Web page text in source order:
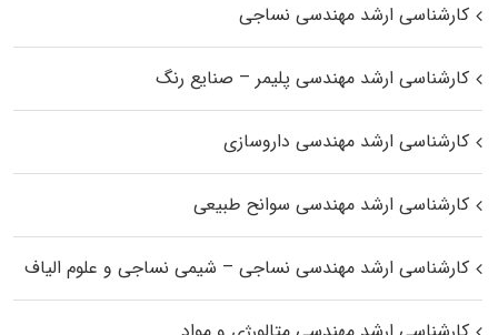
کارشناسی ارشد مهندسی نساجی
کارشناسی ارشد مهندسی پلیمر – صنایع رنگ
کارشناسی ارشد مهندسی داروسازی
کارشناسی ارشد مهندسی سوانح طبیعی
کارشناسی ارشد مهندسی نساجی – شیمی نساجی و علوم الیاف